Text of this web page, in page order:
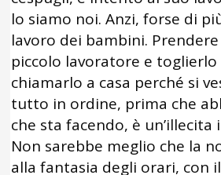
lo siamo noi. Anzi, forse di
lavoro dei bambini.
piccolo lavoratore e
chiamarlo a casa perché si
tutto in ordine, prima che
che sta facendo, è
Non sarebbe meglio che la
alla fantasia degli orari, con